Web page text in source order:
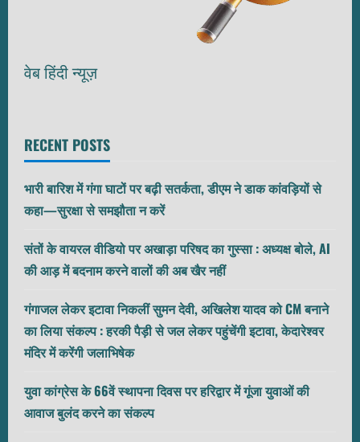
वेब हिंदी न्यूज़
RECENT POSTS
भारी बारिश में गंगा घाटों पर बढ़ी सतर्कता, डीएम ने डाक कांवड़ियों से
कहा—सुरक्षा से समझौता न करें
संतों के वायरल वीडियो पर अखाड़ा परिषद का गुस्सा : अध्यक्ष बोले, AI
की आड़ में बदनाम करने वालों की अब खैर नहीं
गंगाजल लेकर इटावा निकलीं सुमन देवी, अखिलेश यादव को CM बनाने
का लिया संकल्प : हरकी पैड़ी से जल लेकर पहुंचेंगी इटावा, केदारेश्वर
मंदिर में करेंगी जलाभिषेक
युवा कांग्रेस के 66वें स्थापना दिवस पर हरिद्वार में गूंजा युवाओं की
आवाज बुलंद करने का संकल्प